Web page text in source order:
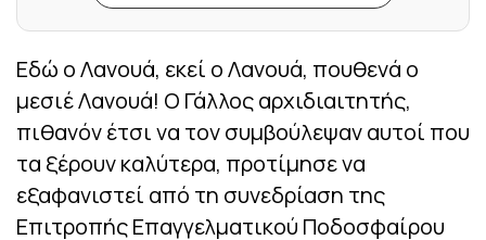
Εδώ ο Λανουά, εκεί ο Λανουά, πουθενά ο
μεσιέ Λανουά! Ο Γάλλος αρχιδιαιτητής,
πιθανόν έτσι να τον συμβούλεψαν αυτοί που
τα ξέρουν καλύτερα, προτίμησε να
εξαφανιστεί από τη συνεδρίαση της
Επιτροπής Επαγγελματικού Ποδοσφαίρου